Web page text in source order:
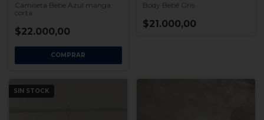
Camiseta Bebe Azul manga
corta
$22.000,00
COMPRAR
Body Bebé Gris
$21.000,00
SIN STOCK